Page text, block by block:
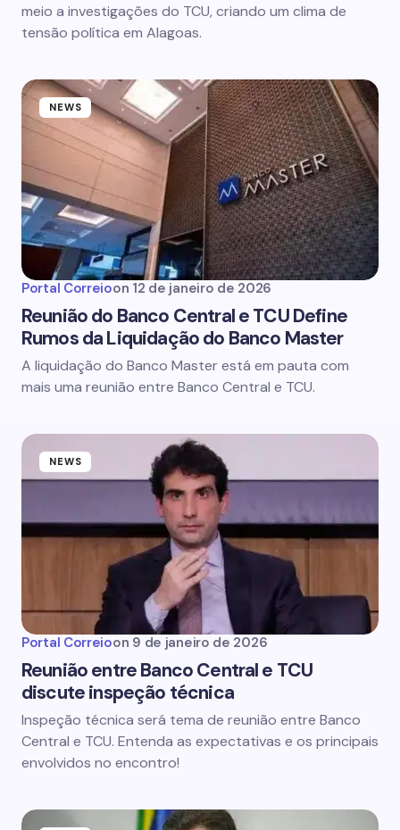
meio a investigações do TCU, criando um clima de
tensão política em Alagoas.
NEWS
Portal Correioon 12 de janeiro de 2026
Reunião do Banco Central e TCU Define
Rumos da Liquidação do Banco Master
A liquidação do Banco Master está em pauta com
mais uma reunião entre Banco Central e TCU.
NEWS
Portal Correioon 9 de janeiro de 2026
Reunião entre Banco Central e TCU
discute inspeção técnica
Inspeção técnica será tema de reunião entre Banco
Central e TCU. Entenda as expectativas e os principais
envolvidos no encontro!